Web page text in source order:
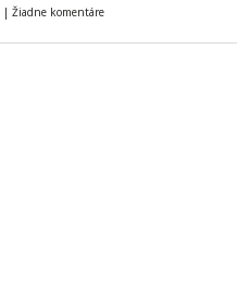
| Žiadne komentáre